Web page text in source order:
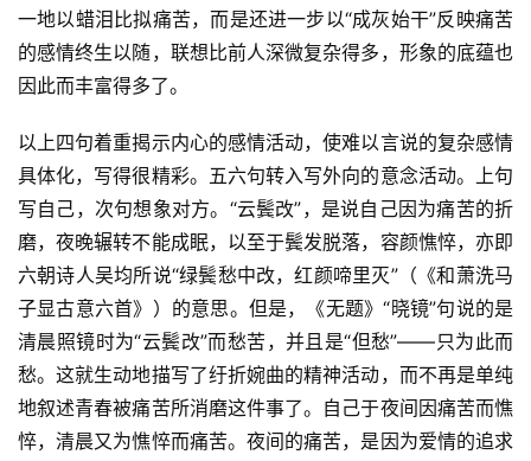
一地以蜡泪比拟痛苦，而是还进一步以“成灰始干”反映痛苦
的感情终生以随，联想比前人深微复杂得多，形象的底蕴也
因此而丰富得多了。
以上四句着重揭示内心的感情活动，使难以言说的复杂感情
具体化，写得很精彩。五六句转入写外向的意念活动。上句
写自己，次句想象对方。“云鬓改”，是说自己因为痛苦的折
磨，夜晚辗转不能成眠，以至于鬓发脱落，容颜憔悴，亦即
六朝诗人吴均所说“绿鬓愁中改，红颜啼里灭”（《和萧洗马
子显古意六首》）的意思。但是，《无题》“晓镜”句说的是
清晨照镜时为“云鬓改”而愁苦，并且是“但愁”——只为此而
愁。这就生动地描写了纡折婉曲的精神活动，而不再是单纯
地叙述青春被痛苦所消磨这件事了。自己于夜间因痛苦而憔
悴，清晨又为憔悴而痛苦。夜间的痛苦，是因为爱情的追求